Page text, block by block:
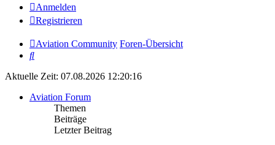
Anmelden
Registrieren
Aviation Community Foren-Übersicht
Suche
Aktuelle Zeit: 07.08.2026 12:20:16
Aviation Forum
Themen
Beiträge
Letzter Beitrag